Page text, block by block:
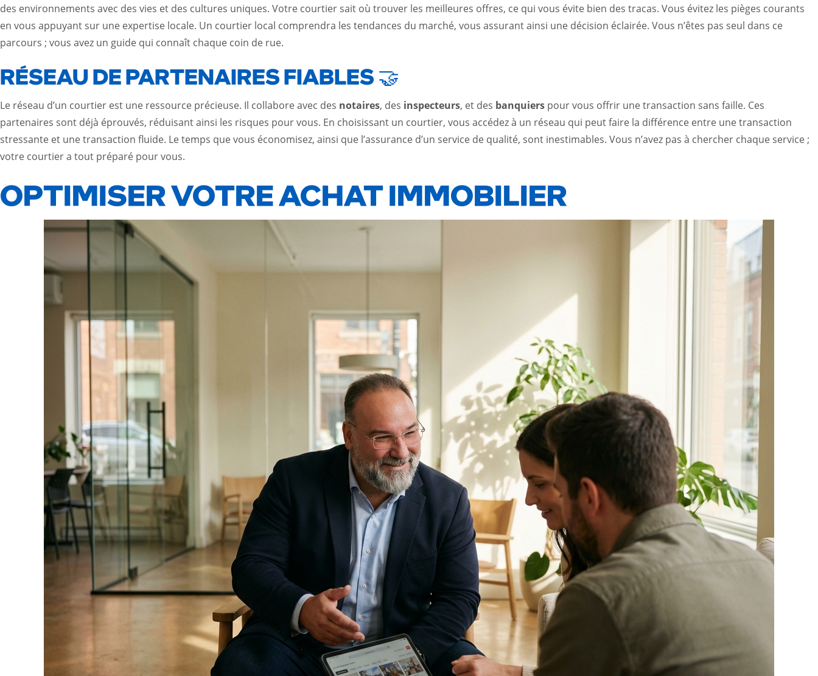
des environnements avec des vies et des cultures uniques. Votre courtier sait où trouver les meilleures offres, ce qui vous évite bien des tracas. Vous évitez les pièges courants
en vous appuyant sur une expertise locale. Un courtier local comprendra les tendances du marché, vous assurant ainsi une décision éclairée. Vous n’êtes pas seul dans ce
parcours ; vous avez un guide qui connaît chaque coin de rue.
RÉSEAU DE PARTENAIRES FIABLES 🤝
Le réseau d’un courtier est une ressource précieuse. Il collabore avec des notaires, des inspecteurs, et des banquiers pour vous offrir une transaction sans faille. Ces
partenaires sont déjà éprouvés, réduisant ainsi les risques pour vous. En choisissant un courtier, vous accédez à un réseau qui peut faire la différence entre une transaction
stressante et une transaction fluide. Le temps que vous économisez, ainsi que l’assurance d’un service de qualité, sont inestimables. Vous n’avez pas à chercher chaque service ;
votre courtier a tout préparé pour vous.
OPTIMISER VOTRE ACHAT IMMOBILIER